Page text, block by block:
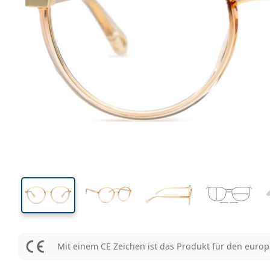
45 mm
Glashöhe Glasbreite
Glasbreite
Mit einem CE Zeichen ist das Produkt für den